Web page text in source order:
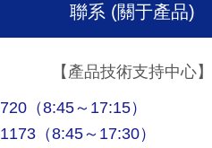
聯系 (關于產品)
【產品技術支持中心】
（8:45～17:15）
（8:45～17:30）